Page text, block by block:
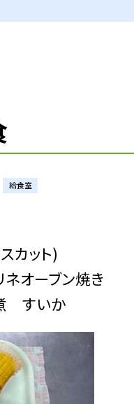
給食室
カット)
オーブン焼き
すいか